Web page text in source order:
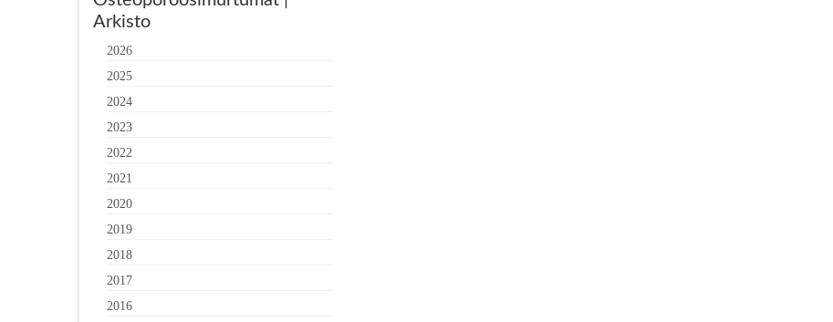
Arkisto
2026
2025
2024
2023
2022
2021
2020
2019
2018
2017
2016